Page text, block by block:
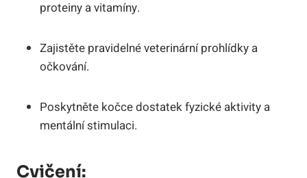
proteiny a vitamíny.
Zajistěte pravidelné veterinární prohlídky a
očkování.
Poskytněte kočce dostatek fyzické aktivity a
mentální stimulaci.
Cvičení: